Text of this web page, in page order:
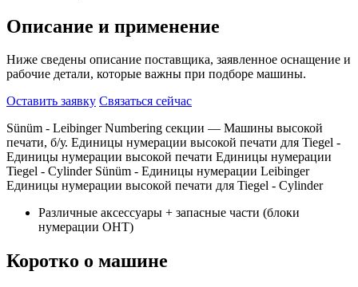
Описание и применение
Ниже сведены описание поставщика, заявленное оснащение и
рабочие детали, которые важны при подборе машины.
Оставить заявку Связаться сейчас
Sünüm - Leibinger Numbering секции — Машины высокой
печати, б/у. Единицы нумерации высокой печати для Tiegel -
Единицы нумерации высокой печати Единицы нумерации
Tiegel - Cylinder Sünüm - Единицы нумерации Leibinger
Единицы нумерации высокой печати для Tiegel - Cylinder
Различные аксессуары + запасные части (блоки
нумерации OHT)
Коротко о машине